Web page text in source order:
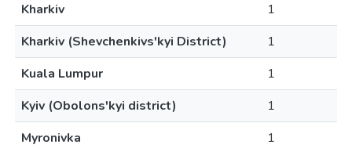
Kharkiv
1
Kharkiv (Shevchenkivs'kyi District)
1
Kuala Lumpur
1
Kyiv (Obolons'kyi district)
1
Myronivka
1